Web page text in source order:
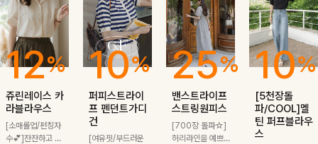
12%
쥬린레이스 카
라블라우스
[소매롤업/펀칭자
수💕]잔잔하고 고
10%
퍼피스트라이
프 펜던트가디
건
[여유핏/부드러운
25%
밴스트라이프
스트링원피스
[700장 돌파☆]
허리라인을 예쁘게
10%
[5천장돌
파/COOL]멜
틴 퍼프블라우
스